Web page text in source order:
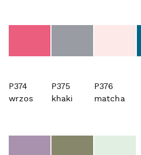
P374
wrzos
P375
khaki
P376
matcha